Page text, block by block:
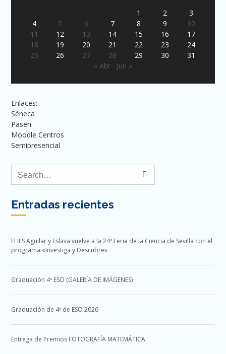
1
2
3
4
5 6 7 8 9
10
11
12 13 14 15 16
17
18
19 20 21 22 23
24
25
26 27 28 29 30
31
« Abr
Jun »
Enlaces:
Séneca
Pasen
Moodle Centros
Semipresencial
Entradas recientes
El IES Aguilar y Eslava vuelve a la 24ª Feria de la Ciencia de Sevilla con el
programa «Investiga y Descubre»
Graduación 4º ESO (GALERÍA DE IMÁGENES)
Graduación de 4º de ESO 2026
Entrega de Premios FOTOGRAFÍA MATEMÁTICA